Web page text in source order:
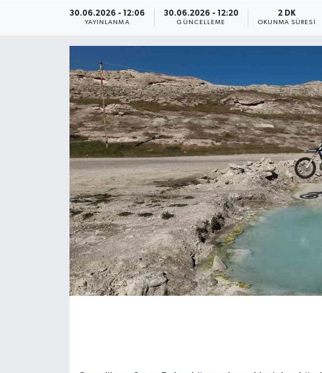
30.06.2026 - 12:06
YAYINLANMA
30.06.2026 - 12:20
GÜNCELLEME
2 DK
OKUNMA SÜRESI
EĞİTİM
EKONOMİ
English News
Flaş Haber
Gayrimenkul